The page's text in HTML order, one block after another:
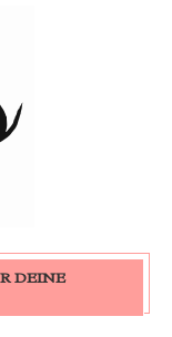
DEINE